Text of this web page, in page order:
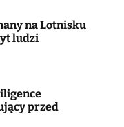
na Lotnisku
ludzi
przed